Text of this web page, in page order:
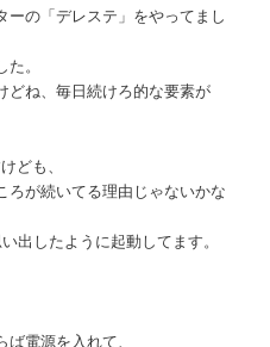
ーの「デレステ」をやってまし
。
どね、毎日続けろ的な要素が
ども、
ろが続いてる理由じゃないかな
出したように起動してます。
電源を入れて、